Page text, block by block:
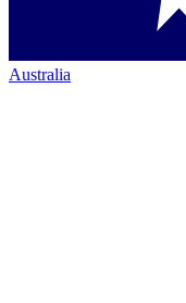
Australia